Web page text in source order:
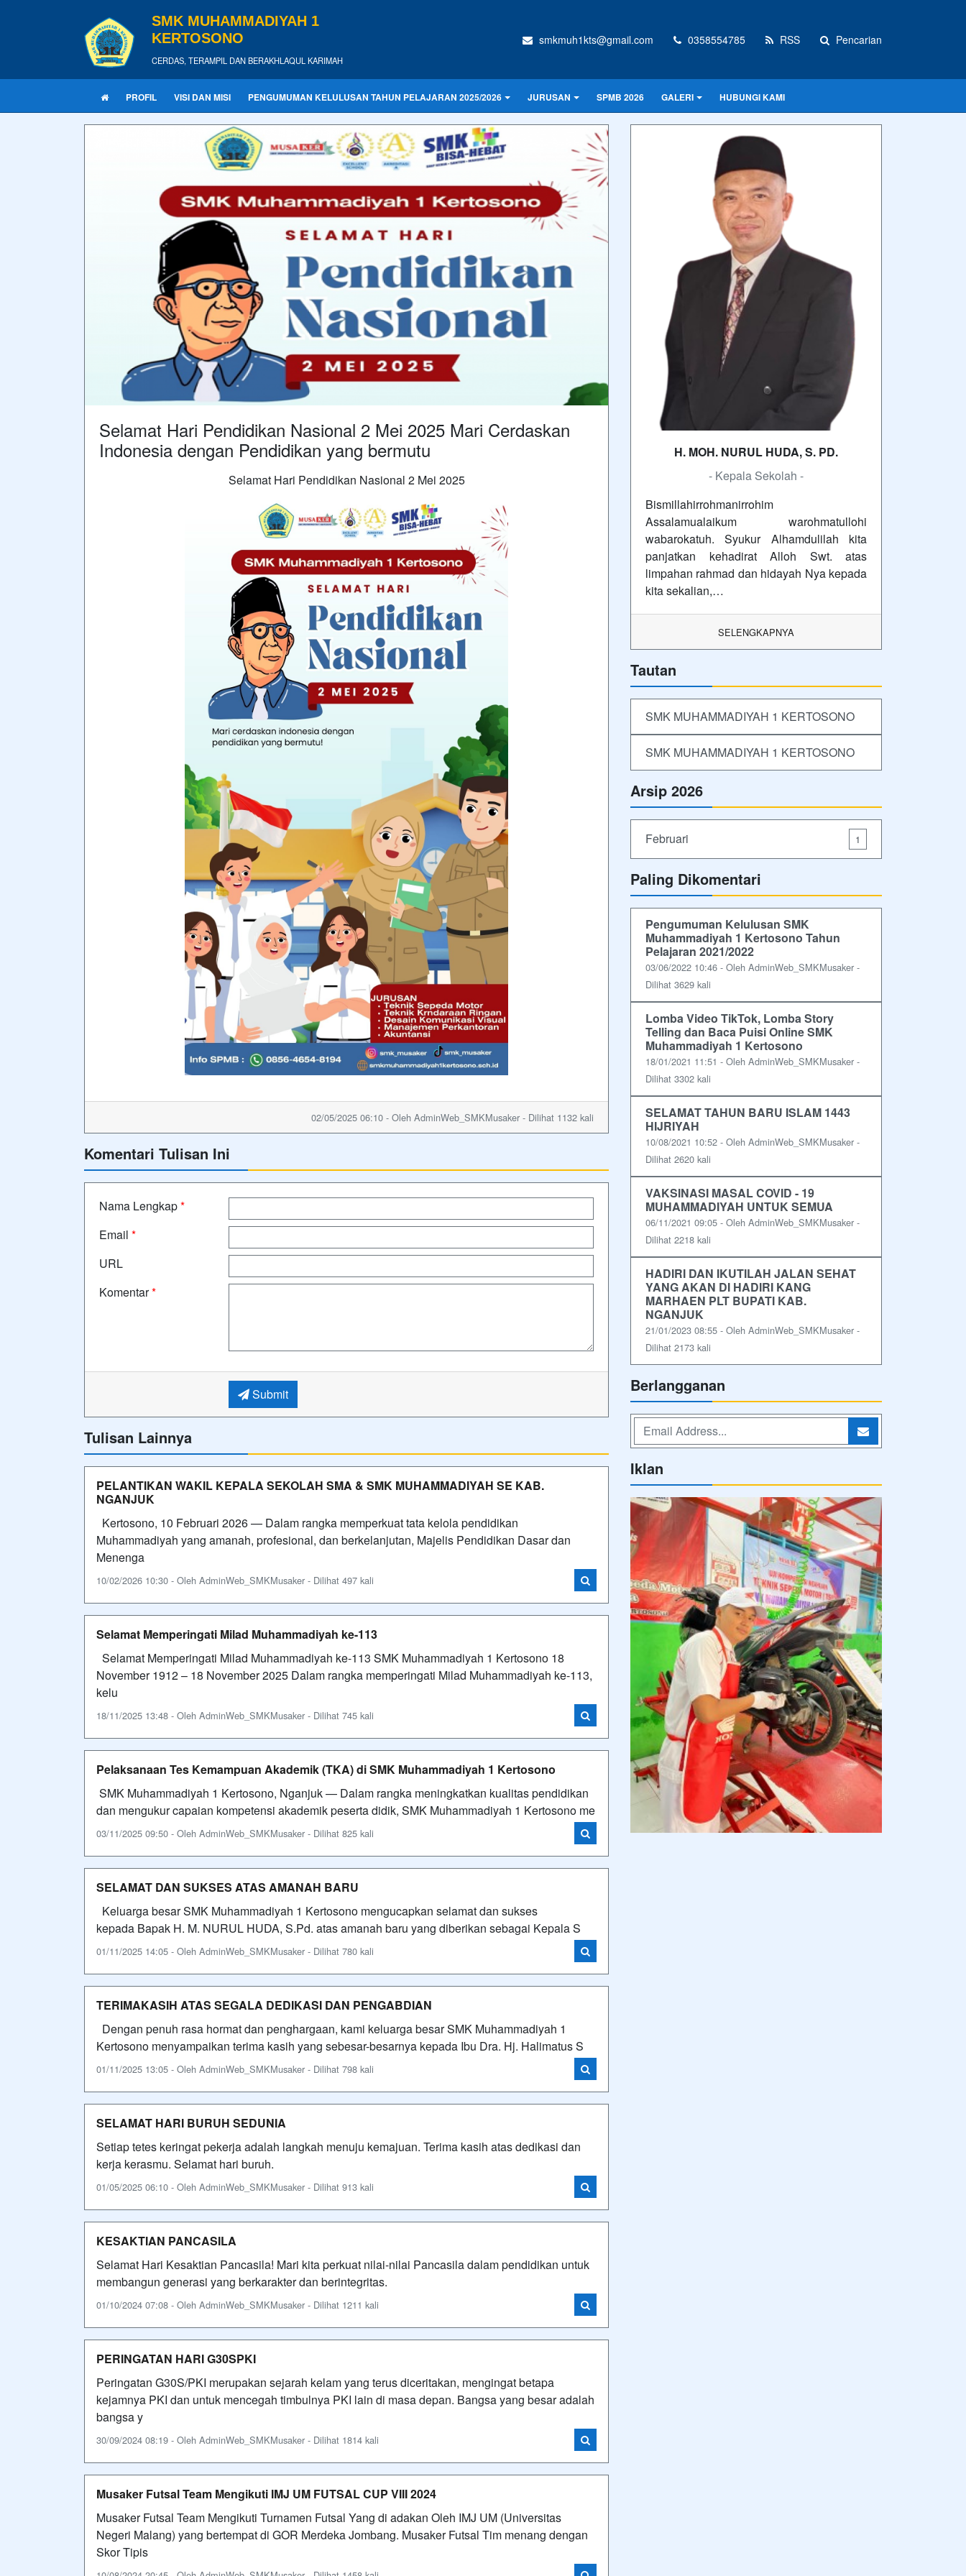
SMK MUHAMMADIYAH 1
KERTOSONO
CERDAS, TERAMPIL DAN BERAKHLAQUL KARIMAH
smkmuh1kts@gmail.com 0358554785 RSS Pencarian
PROFIL VISI DAN MISI PENGUMUMAN KELULUSAN TAHUN PELAJARAN 2025/2026 JURUSAN SPMB 2026 GALERI HUBUNGI KAMI
Selamat Hari Pendidikan Nasional 2 Mei 2025 Mari Cerdaskan
Indonesia dengan Pendidikan yang bermutu
Selamat Hari Pendidikan Nasional 2 Mei 2025
02/05/2025 06:10 - Oleh AdminWeb_SMKMusaker - Dilihat 1132 kali
Komentari Tulisan Ini
Nama Lengkap*
Email *
URL
Komentar*
Submit
Tulisan Lainnya
PELANTIKAN WAKIL KEPALA SEKOLAH SMA & SMK MUHAMMADIYAH SE KAB.
NGANJUK
Kertosono, 10 Februari 2026 — Dalam rangka memperkuat tata kelola pendidikan
Muhammadiyah yang amanah, profesional, dan berkelanjutan, Majelis Pendidikan Dasar dan
Menenga
10/02/2026 10:30 - Oleh AdminWeb_SMKMusaker - Dilihat 497 kali
Selamat Memperingati Milad Muhammadiyah ke-113
Selamat Memperingati Milad Muhammadiyah ke-113 SMK Muhammadiyah 1 Kertosono 18
November 1912 – 18 November 2025 Dalam rangka memperingati Milad Muhammadiyah ke-113,
kelu
18/11/2025 13:48 - Oleh AdminWeb_SMKMusaker - Dilihat 745 kali
Pelaksanaan Tes Kemampuan Akademik (TKA) di SMK Muhammadiyah 1 Kertosono
SMK Muhammadiyah 1 Kertosono, Nganjuk — Dalam rangka meningkatkan kualitas pendidikan
dan mengukur capaian kompetensi akademik peserta didik, SMK Muhammadiyah 1 Kertosono me
03/11/2025 09:50 - Oleh AdminWeb_SMKMusaker - Dilihat 825 kali
SELAMAT DAN SUKSES ATAS AMANAH BARU
Keluarga besar SMK Muhammadiyah 1 Kertosono mengucapkan selamat dan sukses
kepada Bapak H. M. NURUL HUDA, S.Pd. atas amanah baru yang diberikan sebagai Kepala S
01/11/2025 14:05 - Oleh AdminWeb_SMKMusaker - Dilihat 780 kali
TERIMAKASIH ATAS SEGALA DEDIKASI DAN PENGABDIAN
Dengan penuh rasa hormat dan penghargaan, kami keluarga besar SMK Muhammadiyah 1
Kertosono menyampaikan terima kasih yang sebesar-besarnya kepada Ibu Dra. Hj. Halimatus S
01/11/2025 13:05 - Oleh AdminWeb_SMKMusaker - Dilihat 798 kali
SELAMAT HARI BURUH SEDUNIA
Setiap tetes keringat pekerja adalah langkah menuju kemajuan. Terima kasih atas dedikasi dan
kerja kerasmu. Selamat hari buruh.
01/05/2025 06:10 - Oleh AdminWeb_SMKMusaker - Dilihat 913 kali
KESAKTIAN PANCASILA
Selamat Hari Kesaktian Pancasila! Mari kita perkuat nilai-nilai Pancasila dalam pendidikan untuk
membangun generasi yang berkarakter dan berintegritas.
01/10/2024 07:08 - Oleh AdminWeb_SMKMusaker - Dilihat 1211 kali
PERINGATAN HARI G30SPKI
Peringatan G30S/PKI merupakan sejarah kelam yang terus diceritakan, mengingat betapa
kejamnya PKI dan untuk mencegah timbulnya PKI lain di masa depan. Bangsa yang besar adalah
bangsa y
30/09/2024 08:19 - Oleh AdminWeb_SMKMusaker - Dilihat 1814 kali
Musaker Futsal Team Mengikuti IMJ UM FUTSAL CUP VIII 2024
Musaker Futsal Team Mengikuti Turnamen Futsal Yang di adakan Oleh IMJ UM (Universitas
Negeri Malang) yang bertempat di GOR Merdeka Jombang. Musaker Futsal Tim menang dengan
Skor Tipis
H. MOH. NURUL HUDA, S. PD.
- Kepala Sekolah -
Bismillahirrohmanirrohim
Assalamualaikum warohmatullohi
wabarokatuh. Syukur Alhamdulilah kita
panjatkan kehadirat Alloh Swt. atas
limpahan rahmad dan hidayah Nya kepada
kita sekalian,…
SELENGKAPNYA
Tautan
SMK MUHAMMADIYAH 1 KERTOSONO
SMK MUHAMMADIYAH 1 KERTOSONO
Arsip 2026
Februari 1
Paling Dikomentari
Pengumuman Kelulusan SMK
Muhammadiyah 1 Kertosono Tahun
Pelajaran 2021/2022
03/06/2022 10:46 - Oleh AdminWeb_SMKMusaker -
Dilihat 3629 kali
Lomba Video TikTok, Lomba Story
Telling dan Baca Puisi Online SMK
Muhammadiyah 1 Kertosono
18/01/2021 11:51 - Oleh AdminWeb_SMKMusaker -
Dilihat 3302 kali
SELAMAT TAHUN BARU ISLAM 1443
HIJRIYAH
10/08/2021 10:52 - Oleh AdminWeb_SMKMusaker -
Dilihat 2620 kali
VAKSINASI MASAL COVID - 19
MUHAMMADIYAH UNTUK SEMUA
06/11/2021 09:05 - Oleh AdminWeb_SMKMusaker -
Dilihat 2218 kali
HADIRI DAN IKUTILAH JALAN SEHAT
YANG AKAN DI HADIRI KANG
MARHAEN PLT BUPATI KAB.
NGANJUK
21/01/2023 08:55 - Oleh AdminWeb_SMKMusaker -
Dilihat 2173 kali
Berlangganan
Iklan